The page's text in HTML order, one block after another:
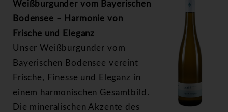
Weißburgunder vom Bayerischen
Bodensee – Harmonie von
Frische und Eleganz
Unser Weißburgunder vom
Bayerischen Bodensee vereint
Frische, Finesse und Eleganz in
einem harmonischen Gesamtbild.
Die mineralischen Akzente des